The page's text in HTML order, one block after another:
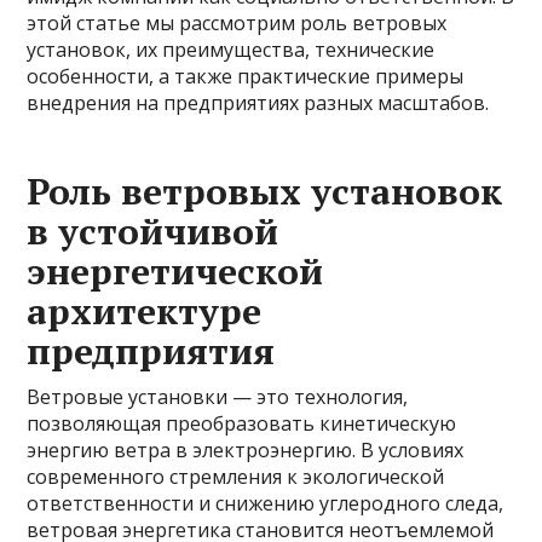
этой статье мы рассмотрим роль ветровых
установок, их преимущества, технические
особенности, а также практические примеры
внедрения на предприятиях разных масштабов.
Роль ветровых установок
в устойчивой
энергетической
архитектуре
предприятия
Ветровые установки — это технология,
позволяющая преобразовать кинетическую
энергию ветра в электроэнергию. В условиях
современного стремления к экологической
ответственности и снижению углеродного следа,
ветровая энергетика становится неотъемлемой